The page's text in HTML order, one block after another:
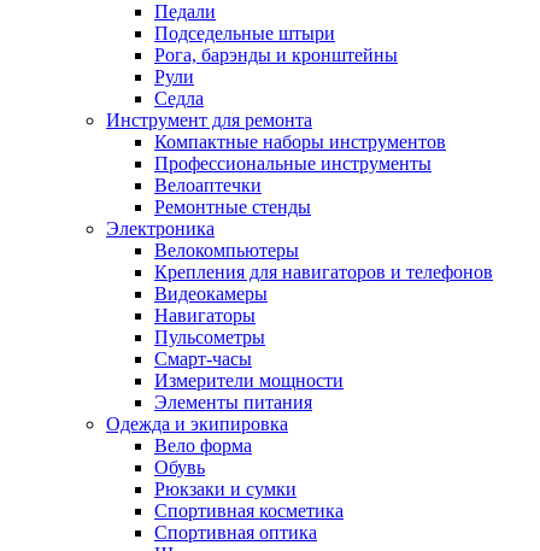
Педали
Подседельные штыри
Рога, барэнды и кронштейны
Рули
Седла
Инструмент для ремонта
Компактные наборы инструментов
Профессиональные инструменты
Велоаптечки
Ремонтные стенды
Электроника
Велокомпьютеры
Крепления для навигаторов и телефонов
Видеокамеры
Навигаторы
Пульсометры
Смарт-часы
Измерители мощности
Элементы питания
Одежда и экипировка
Вело форма
Обувь
Рюкзаки и сумки
Спортивная косметика
Спортивная оптика